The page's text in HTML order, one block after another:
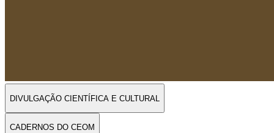
DIVULGAÇÃO CIENTÍFICA E CULTURAL
CADERNOS DO CEOM